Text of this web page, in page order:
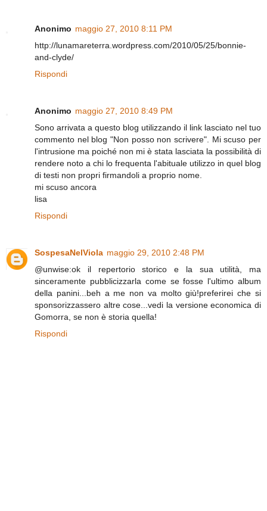
Anonimo maggio 27, 2010 8:11 PM
http://lunamareterra.wordpress.com/2010/05/25/bonnie-
and-clyde/
Rispondi
Anonimo maggio 27, 2010 8:49 PM
Sono arrivata a questo blog utilizzando il link lasciato nel tuo
commento nel blog "Non posso non scrivere". Mi scuso per
l'intrusione ma poiché non mi è stata lasciata la possibilità di
rendere noto a chi lo frequenta l'abituale utilizzo in quel blog
di testi non propri firmandoli a proprio nome.
mi scuso ancora
lisa
Rispondi
SospesaNelViola maggio 29, 2010 2:48 PM
@unwise:ok il repertorio storico e la sua utilità, ma
sinceramente pubblicizzarla come se fosse l'ultimo album
della panini...beh a me non va molto giù!preferirei che si
sponsorizzassero altre cose...vedi la versione economica di
Gomorra, se non è storia quella!
Rispondi